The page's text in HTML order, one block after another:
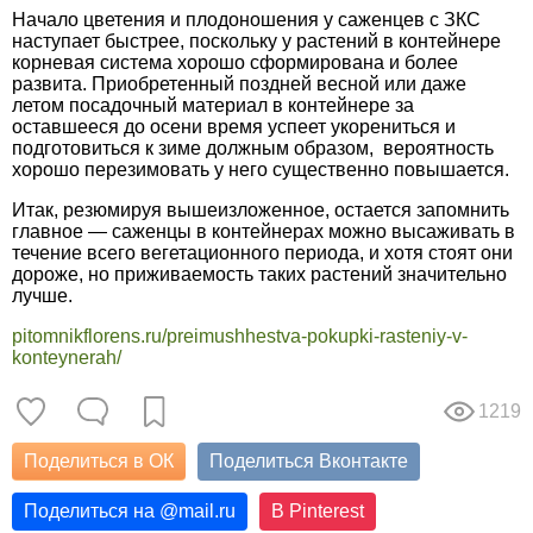
Начало цветения и плодоношения у саженцев с ЗКС
наступает быстрее, поскольку у растений в контейнере
корневая система хорошо сформирована и более
развита. Приобретенный поздней весной или даже
летом посадочный материал в контейнере за
оставшееся до осени время успеет укорениться и
подготовиться к зиме должным образом, вероятность
хорошо перезимовать у него существенно повышается.
Итак, резюмируя вышеизложенное, остается запомнить
главное — саженцы в контейнерах можно высаживать в
течение всего вегетационного периода, и хотя стоят они
дороже, но приживаемость таких растений значительно
лучше.
pitomnikflorens.ru/preimushhestva-pokupki-rasteniy-v-
konteynerah/
1219
Поделиться в ОК Поделиться Вконтакте
Поделиться на @mail.ru В Pinterest